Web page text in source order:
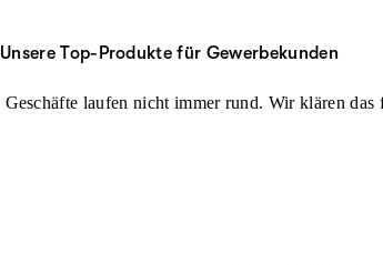
Unsere Top-Produkte für Gewerbekunden
Geschäfte laufen nicht immer rund. Wir klären